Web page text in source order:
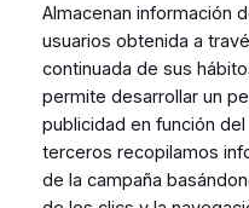
Almacenan información
usuarios obtenida a
continuada de sus
permite desarrollar un
publicidad en función
terceros recopilamos
de la campaña